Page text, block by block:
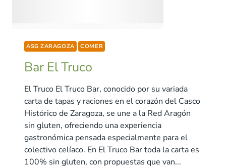
ASG ZARAGOZA COMER
Bar El Truco
El Truco El Truco Bar, conocido por su variada
carta de tapas y raciones en el corazón del Casco
Histórico de Zaragoza, se une a la Red Aragón
sin gluten, ofreciendo una experiencia
gastronómica pensada especialmente para el
colectivo celíaco. En El Truco Bar toda la carta es
100% sin gluten, con propuestas que van...